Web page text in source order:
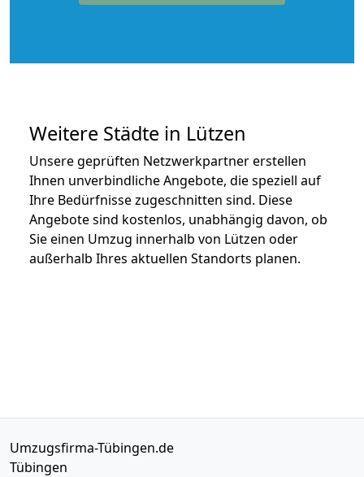
Weitere Städte in Lützen
Unsere geprüften Netzwerkpartner erstellen
Ihnen unverbindliche Angebote, die speziell auf
Ihre Bedürfnisse zugeschnitten sind. Diese
Angebote sind kostenlos, unabhängig davon, ob
Sie einen Umzug innerhalb von Lützen oder
außerhalb Ihres aktuellen Standorts planen.
Umzugsfirma-Tübingen.de
Tübingen